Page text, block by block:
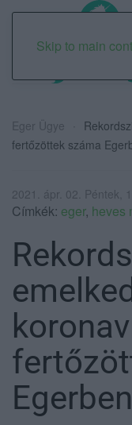
Skip to main
Eger Ügye
fertőzöttek száma
2021. ápr. 02. Péntek,
Címkék: eger, heves